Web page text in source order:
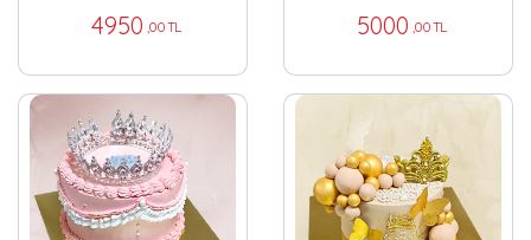
4950 ,00 TL 5000 ,00 TL